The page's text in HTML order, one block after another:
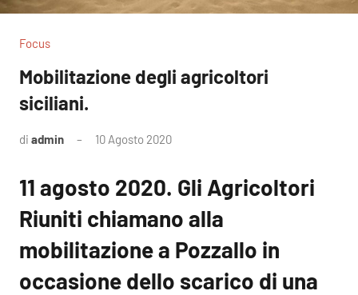
Focus
Mobilitazione degli agricoltori
siciliani.
di admin 10 Agosto 2020
11 agosto 2020. Gli Agricoltori
Riuniti chiamano alla
mobilitazione a Pozzallo in
occasione dello scarico di una